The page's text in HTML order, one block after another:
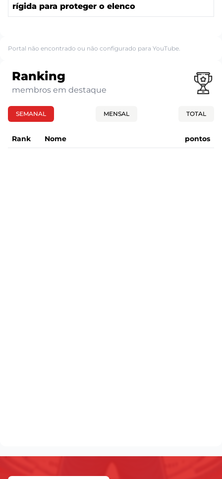
rígida para proteger o elenco
Portal não encontrado ou não configurado para YouTube.
Ranking
membros em destaque
SEMANAL MENSAL TOTAL
Rank Nome pontos